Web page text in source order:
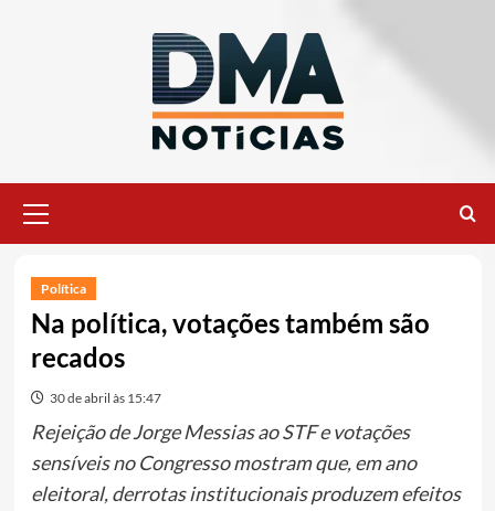
principal
Política
Na política, votações também são
recados
30 de abril às 15:47
Rejeição de Jorge Messias ao STF e votações
sensíveis no Congresso mostram que, em ano
eleitoral, derrotas institucionais produzem efeitos